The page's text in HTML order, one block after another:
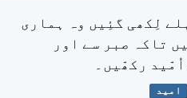
لِکھی گئِیں وہ ہماری
تاکہ صبر سے اور
رکھّیں۔
امید